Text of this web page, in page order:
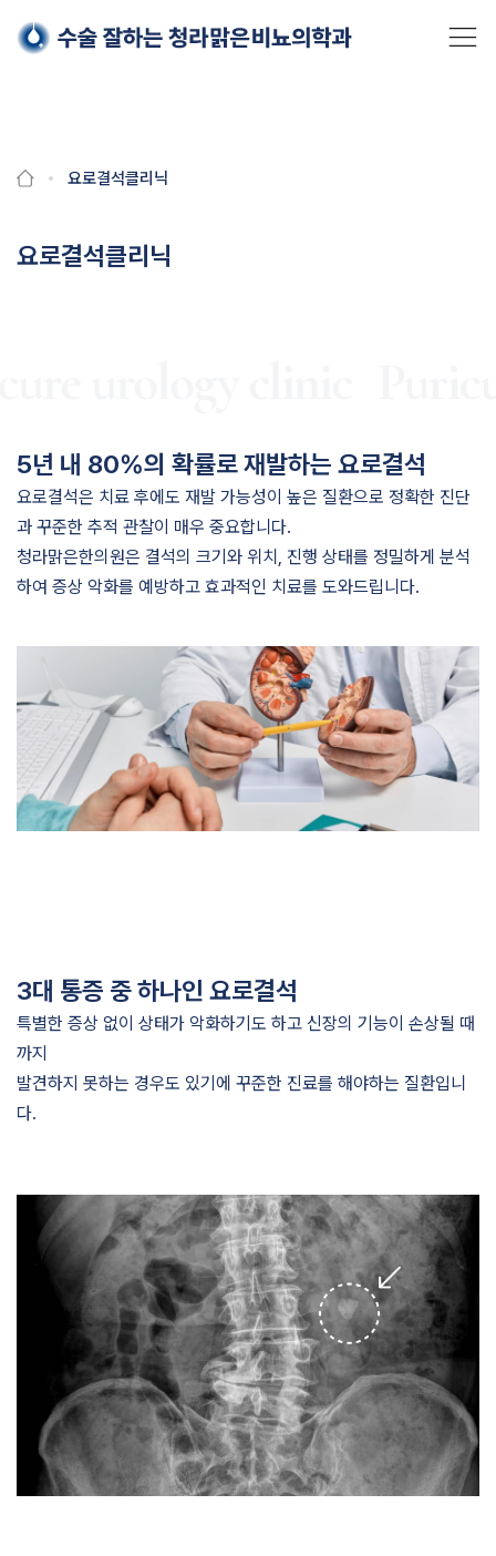
Skip
content
요로결석클리닉
요로결석클리닉
5년 내 80%의 확률로 재발하는 요로결석
요로결석은 치료 후에도 재발 가능성이 높은 질환으로 정확한 진단
과 꾸준한 추적 관찰이 매우 중요합니다.
청라맑은한의원은 결석의 크기와 위치, 진행 상태를 정밀하게 분석
하여 증상 악화를 예방하고 효과적인 치료를 도와드립니다.
3대 통증 중 하나인 요로결석
특별한 증상 없이 상태가 악화하기도 하고 신장의 기능이 손상될 때
까지
발견하지 못하는 경우도 있기에 꾸준한 진료를 해야하는 질환입니
다.